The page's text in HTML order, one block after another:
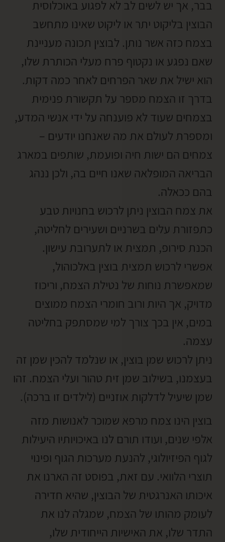
בבר, אך יש לשים לב לא לפגוע באוכלוסית
הבוצין בליקוט יתר או ליקוט שאינו מתחשב
בצמח כזה אשר נותן. לבוצין תכונה מעניינת
שאם נפגע או נקטוף פרח מעלי הכותרת שלו,
הוא ישיל את שאר הפרחים לאחר כמה דקות.
בדרך זו הצמח מספר על תקשורת פנימית
בצמחים שעוד לא פוענחה על ידי אנשי המדע,
ומספרת לעולם את מה שאנחנו יודעים –
צמחים הם ישות חיה ופועמת, שותפים במארג
הבריאה המופלאה שאנו חיים בה, ולכן ננהג
בהם ככאלה.
את צמח הבוצין ניתן לרכוש בחנויות טבע
כתפזורת עלים בשרניים ושעירים לחליטה,
הכנת סירופ, תמצית או לתערובת עישון.
אפשרי לרכוש תמצית בוצין באלכוהול,
שמאפשרת נוחות של נטילת הצמח, וריכוז
מדויק, אך היות ורוב חומרי הצמח ממוצים
במים, אין בכך צורך למי שמסתפק בחליטה
עצמה.
ניתן לרכוש שמן בוצין, או שנלמד להכין שמן זה
בעצמנו, בשילוב שמן זית טהור ועלי הצמח. זהו
שמן שיעיל לדלקות אוזניים (לילדים זו ברכה).
בוצין הינו צמח מרפא שמוכר לאנושות מזה
אלפי שנים, ועודו תורם לנו באיכויותיו היעילות
לגוף הפיזיולוגי, להנעת מערכות הגוף ופינוי
תוצרי הלוואי. עם זאת, בפוסט זה הארנו את
איכותו האנרגטית של הבוצין, שהיא חדירה
לעומק מהותו של הצמח, שמגלה לנו את
התדר שלו, את האישיות הייחודית שלו,